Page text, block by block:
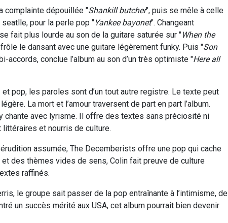
complainte dépouillée "Shankill butcher", puis se mêle à celle
pour la perle pop "Yankee bayonet". Changeant
fait plus lourde au son de la guitare saturée sur "When the
le dansant avec une guitare légèrement funky. Puis "Son
accords, conclue l’album au son d’un très optimiste "Here all
pop, les paroles sont d’un tout autre registre. Le texte peut
La mort et l’amour traversent de part en part l’album.
chante avec lyrisme. Il offre des textes sans préciosité ni
et nourris de culture.
assumée, The Decemberists offre une pop qui cache
des thèmes vides de sens, Colin fait preuve de culture
raffinés.
le groupe sait passer de la pop entraînante à l’intimisme, de
un succès mérité aux USA, cet album pourrait bien devenir